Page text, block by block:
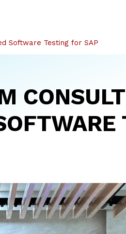
Software Testing for SAP